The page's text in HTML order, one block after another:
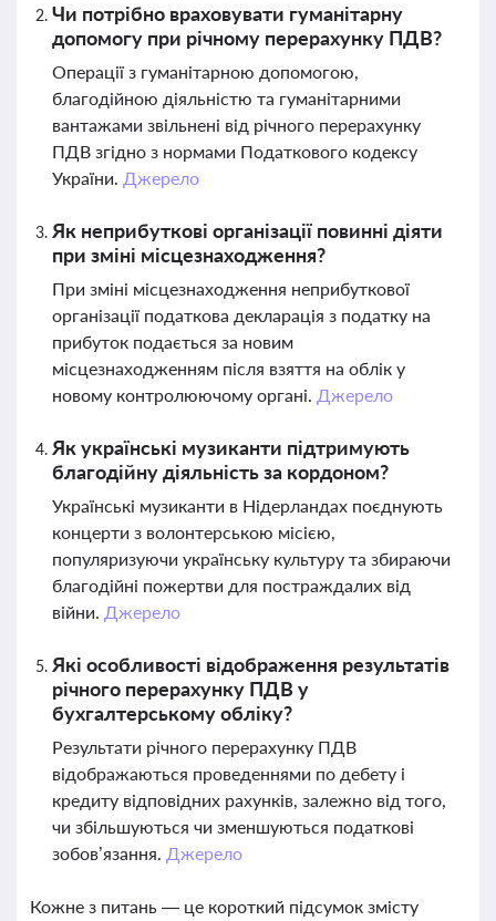
Чи потрібно враховувати гуманітарну
допомогу при річному перерахунку ПДВ?
Операції з гуманітарною допомогою,
благодійною діяльністю та гуманітарними
вантажами звільнені від річного перерахунку
ПДВ згідно з нормами Податкового кодексу
України. Джерело
Як неприбуткові організації повинні діяти
при зміні місцезнаходження?
При зміні місцезнаходження неприбуткової
організації податкова декларація з податку на
прибуток подається за новим
місцезнаходженням після взяття на облік у
новому контролюючому органі. Джерело
Як українські музиканти підтримують
благодійну діяльність за кордоном?
Українські музиканти в Нідерландах поєднують
концерти з волонтерською місією,
популяризуючи українську культуру та збираючи
благодійні пожертви для постраждалих від
війни. Джерело
Які особливості відображення результатів
річного перерахунку ПДВ у
бухгалтерському обліку?
Результати річного перерахунку ПДВ
відображаються проведеннями по дебету і
кредиту відповідних рахунків, залежно від того,
чи збільшуються чи зменшуються податкові
зобов’язання. Джерело
Кожне з питань — це короткий підсумок змісту